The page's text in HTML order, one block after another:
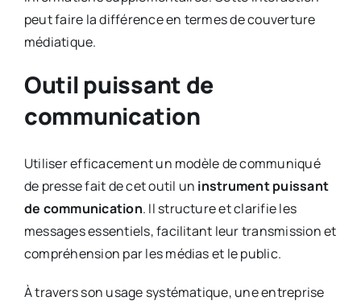
peut faire la différence en termes de couverture
médiatique.
Outil puissant de
communication
Utiliser efficacement un modèle de communiqué
de presse fait de cet outil un instrument puissant
de communication. Il structure et clarifie les
messages essentiels, facilitant leur transmission et
compréhension par les médias et le public.
À travers son usage systématique, une entreprise